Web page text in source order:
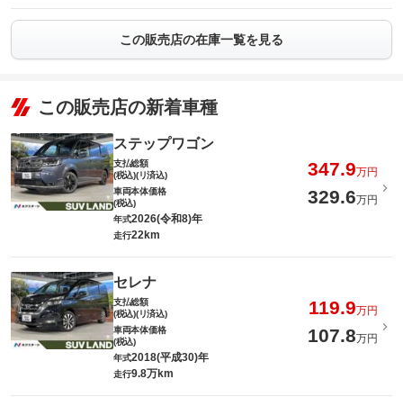
この販売店の在庫一覧を見る
この販売店の新着車種
ステップワゴン
支払総額
(税込)(リ済込)
347.9万円
車両本体価格
(税込)
329.6万円
年式2026(令和8)年
走行22km
セレナ
支払総額
(税込)(リ済込)
119.9万円
車両本体価格
(税込)
107.8万円
年式2018(平成30)年
走行9.8万km